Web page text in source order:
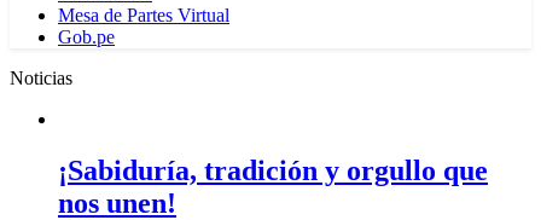
Mesa de Partes Virtual
Gob.pe
Noticias
¡Sabiduría, tradición y orgullo que
nos unen!